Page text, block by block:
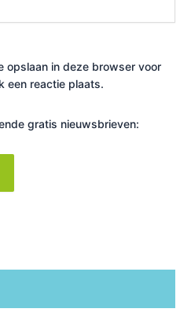
opslaan in deze browser voor
een reactie plaats.
gratis nieuwsbrieven: